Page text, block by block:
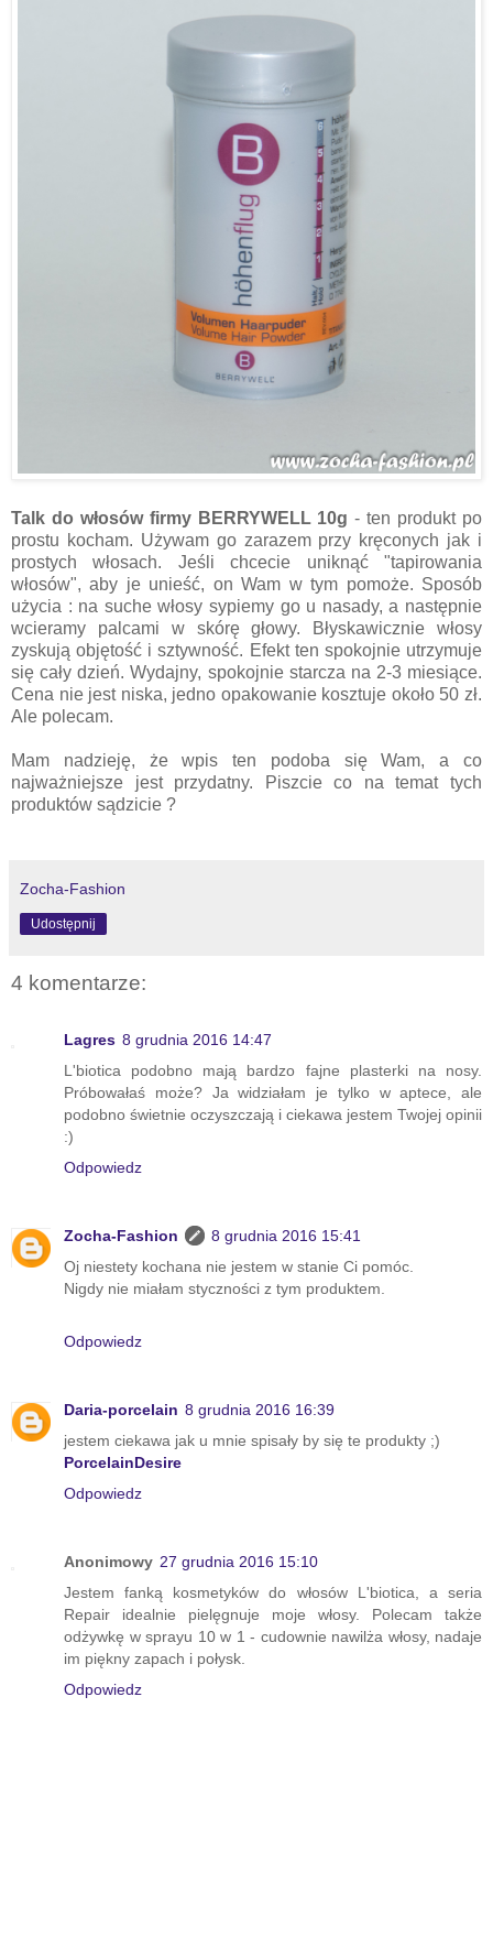
Talk do włosów firmy BERRYWELL 10g - ten produkt po
prostu kocham. Używam go zarazem przy kręconych jak i
prostych włosach. Jeśli chcecie uniknąć "tapirowania
włosów", aby je unieść, on Wam w tym pomoże. Sposób
użycia : na suche włosy sypiemy go u nasady, a następnie
wcieramy palcami w skórę głowy. Błyskawicznie włosy
zyskują objętość i sztywność. Efekt ten spokojnie utrzymuje
się cały dzień. Wydajny, spokojnie starcza na 2-3 miesiące.
Cena nie jest niska, jedno opakowanie kosztuje około 50 zł.
Ale polecam.
Mam nadzieję, że wpis ten podoba się Wam, a co
najważniejsze jest przydatny. Piszcie co na temat tych
produktów sądzicie ?
Zocha-Fashion
Udostępnij
4 komentarze:
Lagres 8 grudnia 2016 14:47
L'biotica podobno mają bardzo fajne plasterki na nosy.
Próbowałaś może? Ja widziałam je tylko w aptece, ale
podobno świetnie oczyszczają i ciekawa jestem Twojej opinii
:)
Odpowiedz
Zocha-Fashion
8 grudnia 2016 15:41
Oj niestety kochana nie jestem w stanie Ci pomóc.
Nigdy nie miałam styczności z tym produktem.
Odpowiedz
Daria-porcelain 8 grudnia 2016 16:39
jestem ciekawa jak u mnie spisały by się te produkty ;)
PorcelainDesire
Odpowiedz
Anonimowy 27 grudnia 2016 15:10
Jestem fanką kosmetyków do włosów L'biotica, a seria
Repair idealnie pielęgnuje moje włosy. Polecam także
odżywkę w sprayu 10 w 1 - cudownie nawilża włosy, nadaje
im piękny zapach i połysk.
Odpowiedz